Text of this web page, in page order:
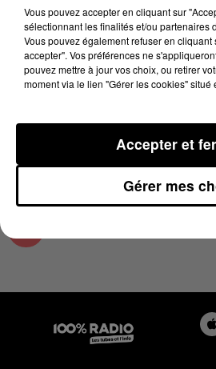
27 juin 2023 - 1 min 14 sec
L'AGENDA DU
06H45
L'AGENDA DU
Vous pouvez accepter en cliquant sur
sélectionnant les finalités et/ou partenaires
Vous pouvez également refuser en cliquant
accepter". Vos préférences ne
pouvez mettre à jour vos choix, ou retirer
moment via le lien "Gérer les cookies" situé
Gérer mes
Accepter et